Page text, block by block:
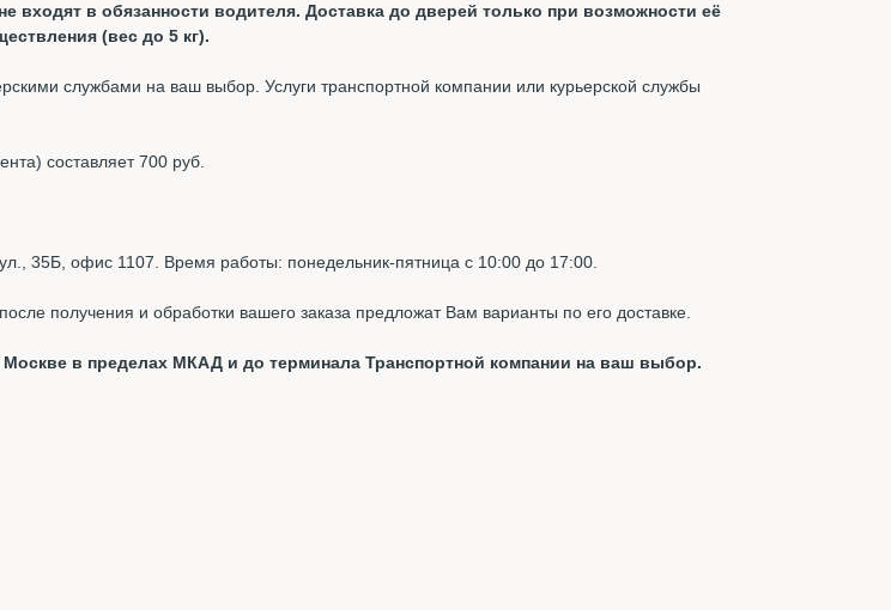
входят в обязанности водителя. Доставка до дверей только при возможности её
(вес до 5 кг).
службами на ваш выбор. Услуги транспортной компании или курьерской службы
составляет 700 руб.
35Б, офис 1107. Время работы: понедельник-пятница с 10:00 до 17:00.
получения и обработки вашего заказа предложат Вам варианты по его доставке.
в пределах МКАД и до терминала Транспортной компании на ваш выбор.